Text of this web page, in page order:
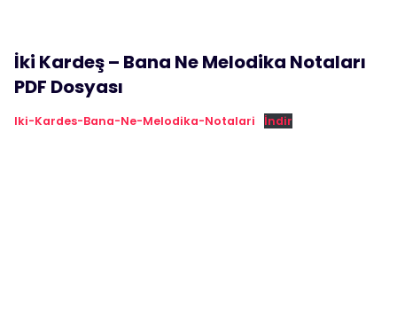
İki Kardeş – Bana Ne Melodika Notaları
PDF Dosyası
Iki-Kardes-Bana-Ne-Melodika-Notalari İndir